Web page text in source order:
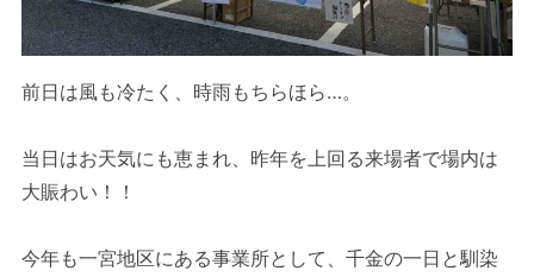
前日は風も冷たく、時雨もちらほら…。
当日はお天気にも恵まれ、昨年を上回る来場者で場内は
大賑わい！！
今年も一宮地区にある事業所として、千金の一日と馴染